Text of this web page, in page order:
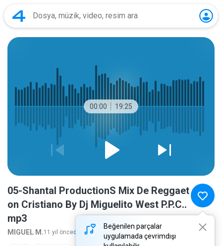
00:00 19:25
Beğenilen parçalar
uygulamada çevrimdışı
05-Shantal ProductionS Mix De Reggaet
on Cristiano By Dj Miguelito West P.P.C..
mp3
MIGUEL M.11 yıl öncedaha fazla...